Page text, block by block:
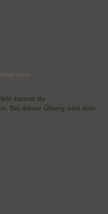
kannst du
Bei dieser Übung wird dein